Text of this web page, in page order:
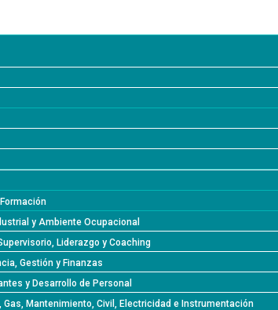
y Ambiente Ocupacional
Liderazgo y Coaching
Gestión y Finanzas
y Desarrollo de Personal
Gas, Mantenimiento, Civil, Electricidad e Instrumentación